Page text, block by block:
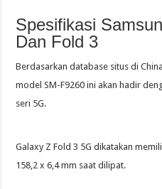
Spesifikasi
Dan Fold 3
Berdasarkan database situs di
model SM-F9260 ini akan hadir
seri 5G.
Galaxy Z Fold 3 5G dikatakan
158,2 x 6,4 mm saat dilipat.